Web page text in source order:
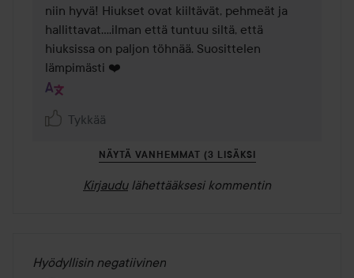
niin hyvä! Hiukset ovat kiiltävät, pehmeät ja
hallittavat....ilman että tuntuu siltä, että
hiuksissa on paljon töhnää. Suosittelen
lämpimästi ❤️
Tykkää
NÄYTÄ VANHEMMAT (3 LISÄKSI
Kirjaudu lähettääksesi kommentin
Hyödyllisin negatiivinen